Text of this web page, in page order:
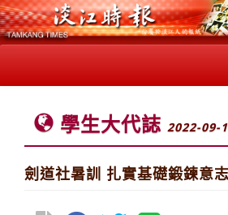
學生大代誌 2022-09-
劍道社暑訓 扎實基礎鍛鍊意志